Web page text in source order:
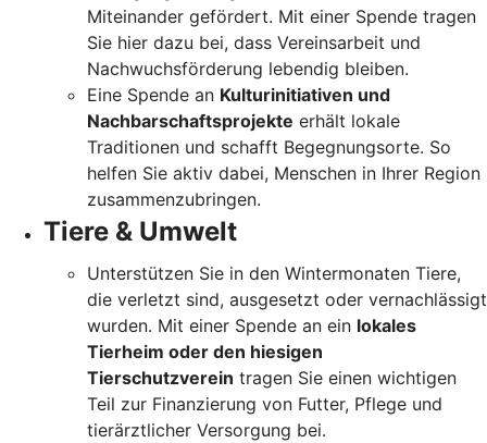
Miteinander gefördert. Mit einer Spende tragen
Sie hier dazu bei, dass Vereinsarbeit und
Nachwuchsförderung lebendig bleiben.
Eine Spende an Kulturinitiativen und
Nachbarschaftsprojekte erhält lokale
Traditionen und schafft Begegnungsorte. So
helfen Sie aktiv dabei, Menschen in Ihrer Region
zusammenzubringen.
Tiere & Umwelt
Unterstützen Sie in den Wintermonaten Tiere,
die verletzt sind, ausgesetzt oder vernachlässigt
wurden. Mit einer Spende an ein lokales
Tierheim oder den hiesigen
Tierschutzverein tragen Sie einen wichtigen
Teil zur Finanzierung von Futter, Pflege und
tierärztlicher Versorgung bei.